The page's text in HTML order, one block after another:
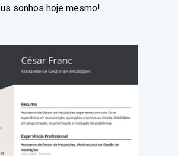
sonhos hoje mesmo!